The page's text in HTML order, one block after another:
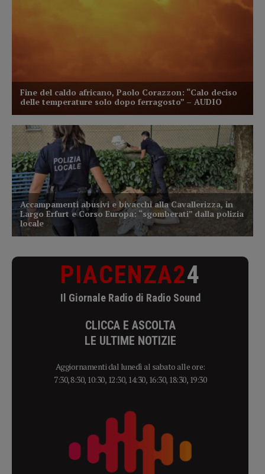
PIACENZA24
Il Giornale Radio di Radio Sound
CLICCA E ASCOLTA
LE ULTIME NOTIZIE
Aggiornamenti dal lunedì al sabato alle ore:
7:30, 8:30, 10:30, 12:30, 14:30, 16:30, 18:30, 19:30